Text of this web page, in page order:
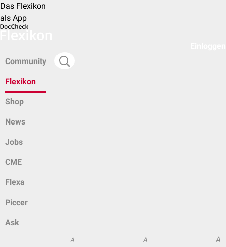
Das Flexikon
als App
Community
Flexikon
Shop
News
Jobs
CME
Flexa
Piccer
Ask
A A A